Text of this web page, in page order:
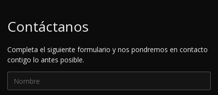
Contáctanos
Completa el siguiente formulario y nos pondremos en contacto
contigo lo antes posible.